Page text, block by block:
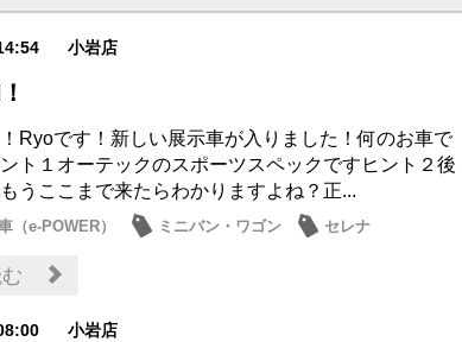
小岩店
Ryoです！新しい展示車が入りました！何のお車で
ト１オーテックのスポーツスペックですヒント２後
うここまで来たらわかりますよね？正...
（e-POWER） ミニバン・ワゴン
セレナ
示車
小岩店